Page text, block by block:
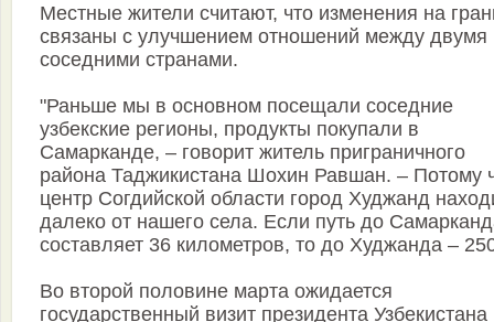
Местные жители считают, что изменения на
связаны с улучшением отношений между двумя
соседними странами.
"Раньше мы в основном посещали соседние
узбекские регионы, продукты покупали в
Самарканде, – говорит житель приграничного
района Таджикистана Шохин Равшан. – Потому
центр Согдийской области город Худжанд
далеко от нашего села. Если путь до
составляет 36 километров, то до Худжанда –
Во второй половине марта ожидается
государственный визит президента Узбекистана